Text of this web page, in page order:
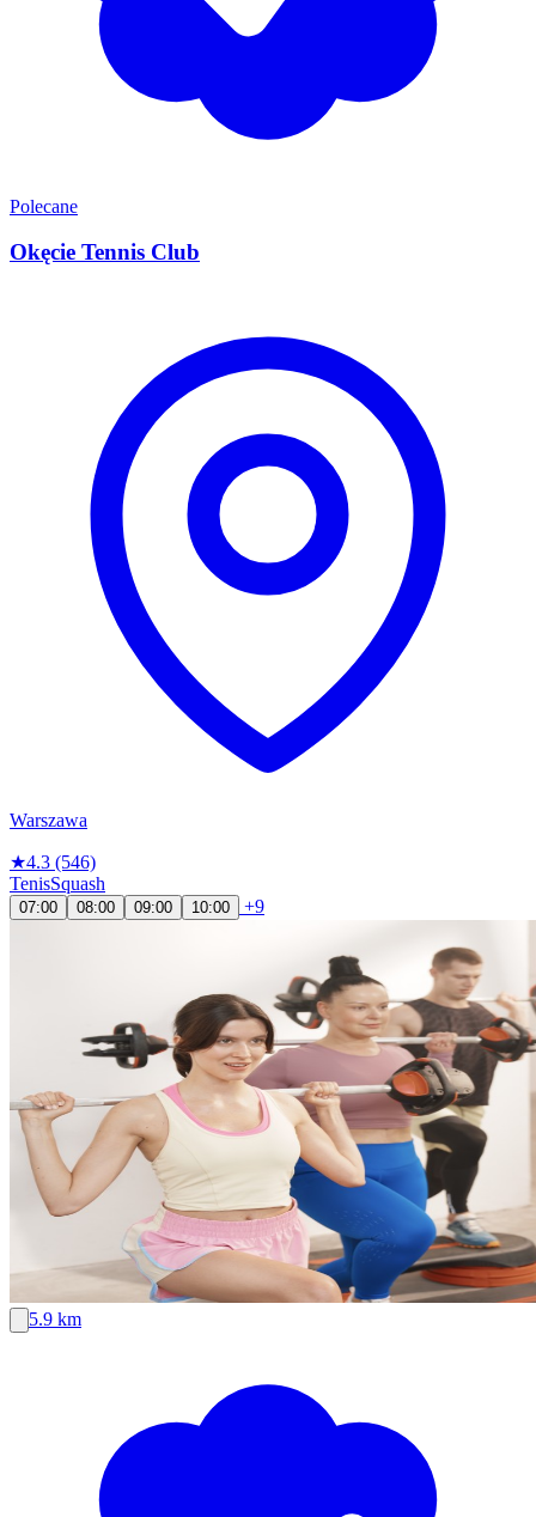
Polecane
Okęcie Tennis Club
Warszawa
★4.3 (546)
TenisSquash
07:00 08:00 09:00 10:00 +9
5.9 km